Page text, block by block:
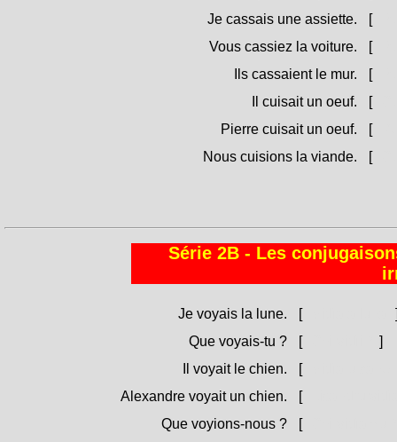
Je cassais une assiette.
[
Vous cassiez la voiture.
[
Ils cassaient le mur.
[
Il cuisait un oeuf.
[
Pierre cuisait un oeuf.
[
Nous cuisions la viande.
[
Série 2B - Les
Je voyais la lune. [
Que voyais-tu ?
[
]
Il voyait le chien.
[
Alexandre voyait un chien.
[
Que voyions-nous ?
[